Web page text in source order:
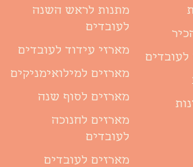
לעובדים
מתנות לראש השנה
לעובדים
מארזי עידוד לעובדים
מארזים למילואימניקים
מארזים לסוף שנה
מארזים לחנוכה
לעובדים
מארזים לעובדים